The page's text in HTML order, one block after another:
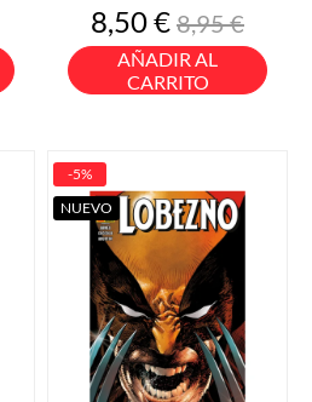
Precio
8,50 €Precio
base
8,95 €
AÑADIR AL
CARRITO
-5%
NUEVO